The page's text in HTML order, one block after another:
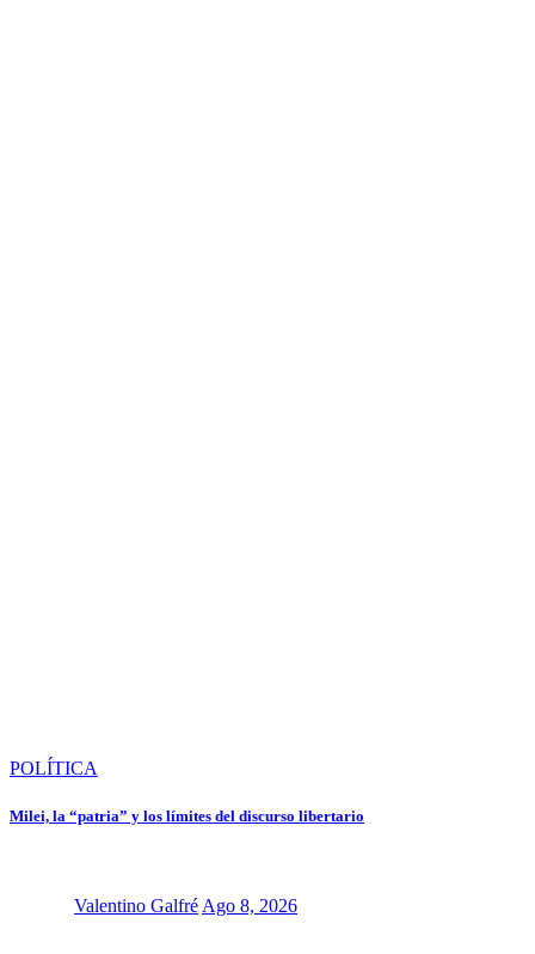
POLÍTICA
Milei, la “patria” y los límites del discurso libertario
Valentino Galfré Ago 8, 2026